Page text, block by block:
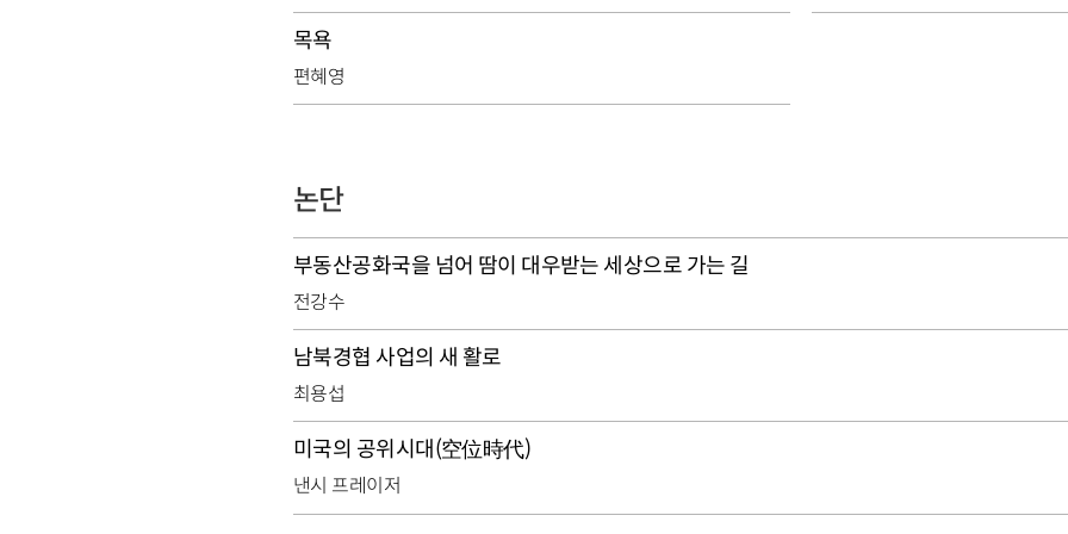
목욕
편혜영
논단
부동산공화국을 넘어 땀이 대우받는 세상으로 가는 길
전강수
남북경협 사업의 새 활로
최용섭
미국의 공위시대(空位時代)
낸시 프레이저